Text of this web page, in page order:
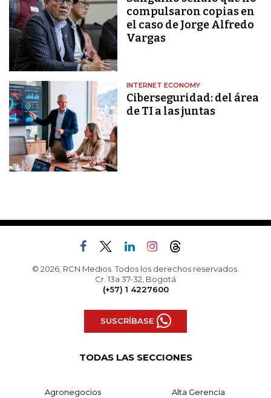
compulsaron copias en
el caso de Jorge Alfredo
Vargas
INTERNET ECONOMY
Ciberseguridad: del área
de TI a las juntas
© 2026, RCN Medios. Todos los derechos reservados.
Cr. 13a 37-32, Bogotá
(+57) 1 4227600
SUSCRÍBASE
TODAS LAS SECCIONES
Agronegocios Alta Gerencia